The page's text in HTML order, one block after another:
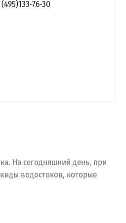
(495)133-76-30
На сегодняшний день, при
водостоков, которые